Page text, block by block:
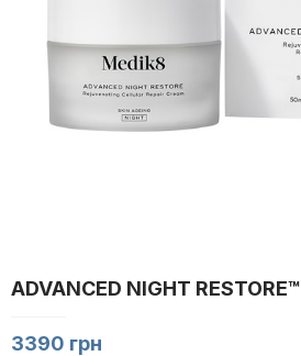
ADVANCED NIGHT RESTORE™
3390 грн